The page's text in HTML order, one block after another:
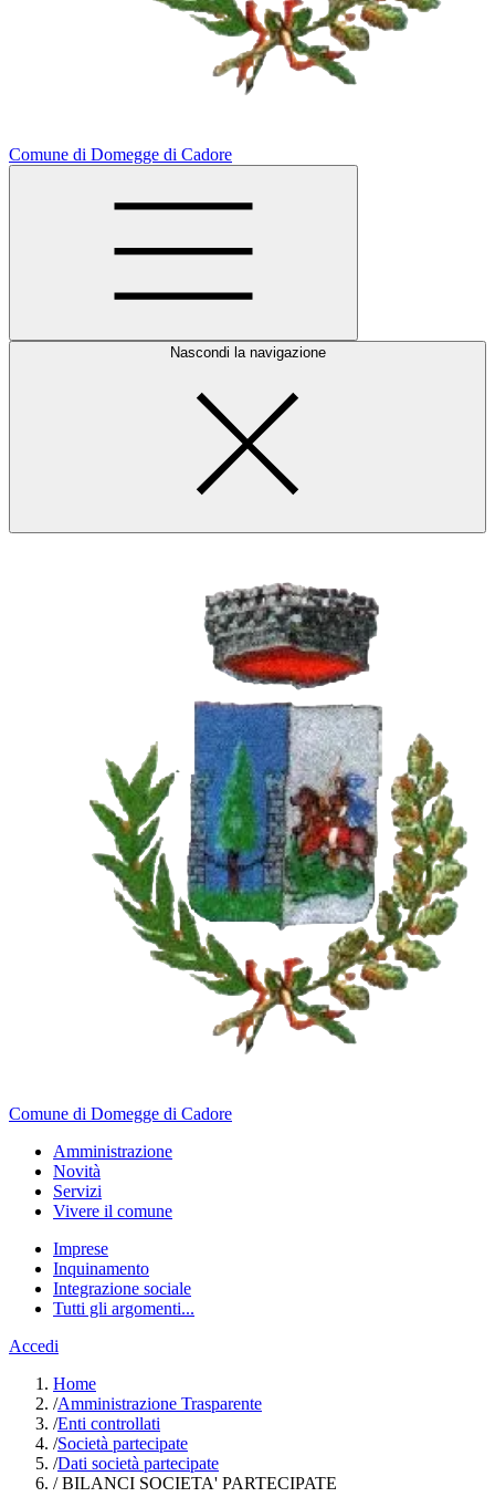
Comune di Domegge di Cadore
Nascondi la navigazione
Comune di Domegge di Cadore
Amministrazione
Novità
Servizi
Vivere il comune
Imprese
Inquinamento
Integrazione sociale
Tutti gli argomenti...
Accedi
Home
/Amministrazione Trasparente
/Enti controllati
/Società partecipate
/Dati società partecipate
/BILANCI SOCIETA' PARTECIPATE